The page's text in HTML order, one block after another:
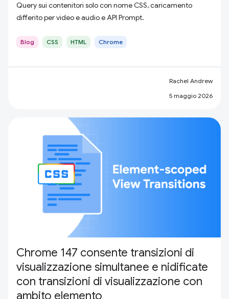
Query sui contenitori solo con nome CSS, caricamento
differito per video e audio e API Prompt.
Blog CSS HTML Chrome
Rachel Andrew
5 maggio 2026
Chrome 147 consente transizioni di
visualizzazione simultanee e nidificate
con transizioni di visualizzazione con
ambito elemento